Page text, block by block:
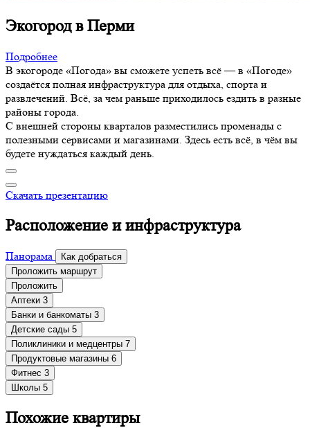
Экогород в Перми
Подробнее
В экогороде «Погода» вы сможете успеть всё — в «Погоде»
создаётся полная инфраструктура для отдыха, спорта и
развлечений. Всё, за чем раньше приходилось ездить в разные
районы города.
С внешней стороны кварталов разместились променады с
полезными сервисами и магазинами. Здесь есть всё, в чём вы
будете нуждаться каждый день.
Скачать презентацию
Расположение и инфраструктура
Панорама
Как добраться
Проложить маршрут
Проложить
Аптеки 3
Банки и банкоматы 3
Детские сады 5
Поликлиники и медцентры 7
Продуктовые магазины 6
Фитнес 3
Школы 5
Похожие квартиры